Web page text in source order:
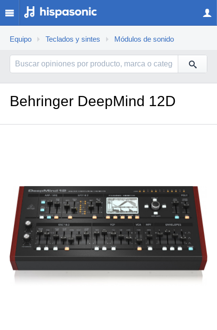
Equipo Teclados y sintes Módulos de sonido
Behringer DeepMind 12D